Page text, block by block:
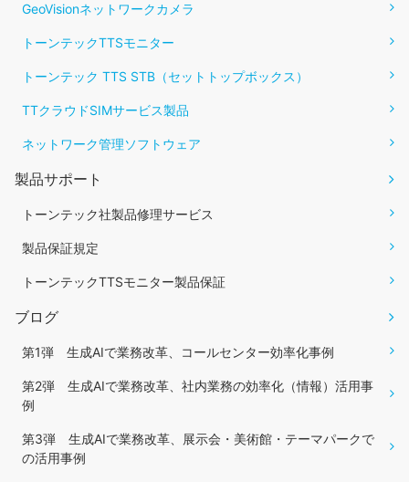
GeoVisionネットワークカメラ
トーンテックTTSモニター
トーンテック TTS STB（セットトップボックス）
TTクラウドSIMサービス製品
ネットワーク管理ソフトウェア
製品サポート
トーンテック社製品修理サービス
製品保証規定
トーンテックTTSモニター製品保証
ブログ
第1弾 生成AIで業務改革、コールセンター効率化事例
第2弾 生成AIで業務改革、社内業務の効率化（情報）活用事
例
第3弾 生成AIで業務改革、展示会・美術館・テーマパークで
の活用事例